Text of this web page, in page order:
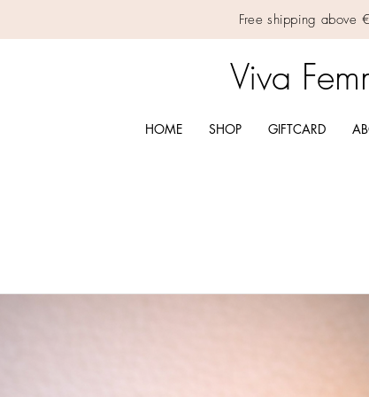
Free shipping above
Viva
HOME SHOP GIFTCARD